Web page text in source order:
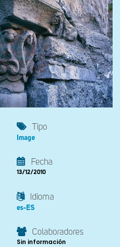
Tipo
Image
Fecha
13/12/2010
Idioma
es-ES
Colaboradores
Sin información